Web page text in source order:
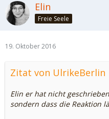
Elin
Freie Seele
19. Oktober 2016
Zitat von UlrikeBerlin
Elin er hat nicht
sondern dass die Reaktion